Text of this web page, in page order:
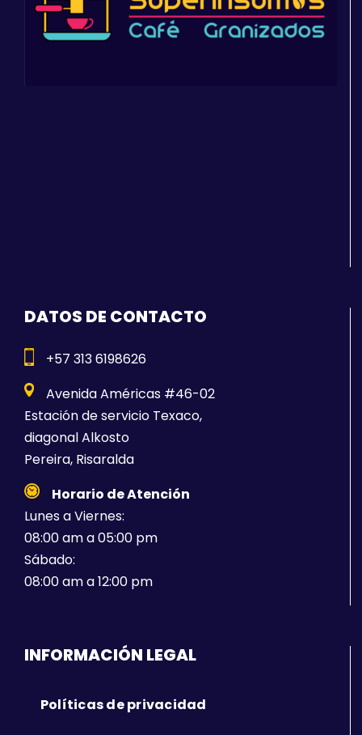
DATOS DE CONTACTO
+57 313 6198626
Avenida Américas #46-02
Estación de servicio Texaco,
diagonal Alkosto
Pereira, Risaralda
Horario de Atención
Lunes a Viernes:
08:00 am a 05:00 pm
Sábado:
08:00 am a 12:00 pm
INFORMACIÓN LEGAL
Políticas de privacidad